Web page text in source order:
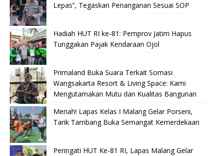
Lepas”, Tegaskan Penanganan Sesuai SOP
Hadiah HUT RI ke-81: Pemprov Jatim Hapus
Tunggakan Pajak Kendaraan Ojol
Primaland Buka Suara Terkait Somasi
Wangsakarta Resort & Living Space: Kami
Mengutamakan Mutu dan Kualitas Bangunan
Meriah! Lapas Kelas I Malang Gelar Porseni,
Tarik Tambang Buka Semangat Kemerdekaan
Peringati HUT Ke-81 RI, Lapas Malang Gelar